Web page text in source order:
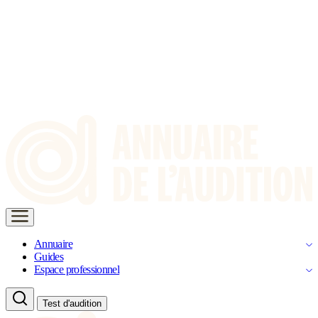
Annuaire
Guides
Espace professionnel
Test d'audition